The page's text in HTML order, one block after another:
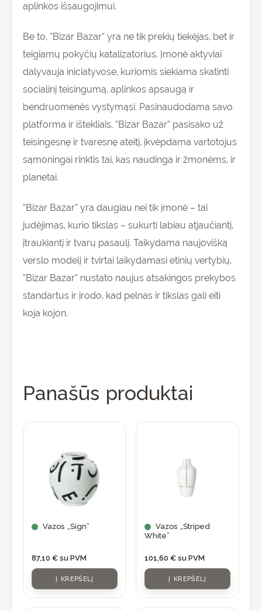
aplinkos išsaugojimui.
Be to, “Bizar Bazar” yra ne tik prekių tiekėjas, bet ir
teigiamų pokyčių katalizatorius. Įmonė aktyviai
dalyvauja iniciatyvose, kuriomis siekiama skatinti
socialinį teisingumą, aplinkos apsaugą ir
bendruomenės vystymąsi. Pasinaudodama savo
platforma ir ištekliais, “Bizar Bazar” pasisako už
teisingesnę ir tvaresnę ateitį, įkvėpdama vartotojus
sąmoningai rinktis tai, kas naudinga ir žmonėms, ir
planetai.
“Bizar Bazar” yra daugiau nei tik įmonė – tai
judėjimas, kurio tikslas – sukurti labiau atjaučiantį,
įtraukiantį ir tvarų pasaulį. Taikydama naujovišką
verslo modelį ir tvirtai laikydamasi etinių vertybių,
“Bizar Bazar” nustato naujus atsakingos prekybos
standartus ir įrodo, kad pelnas ir tikslas gali eiti
koja kojon.
Panašūs produktai
Vazos „Sign”
87,10 € su PVM
Į KREPŠELĮ
Vazos „Striped
White”
101,60 € su PVM
Į KREPŠELĮ